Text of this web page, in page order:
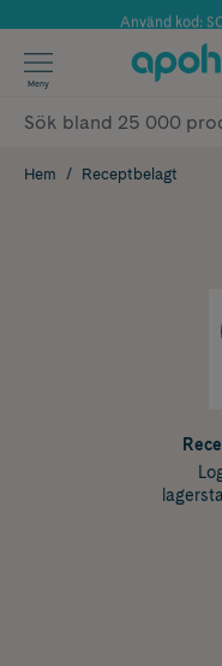
Årets
Använd kod:
✓
Meny
Hem Receptbelagt